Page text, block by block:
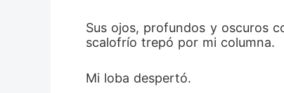
Sus ojos, profundos y oscuros
scalofrío trepó por mi columna.
Mi loba despertó.